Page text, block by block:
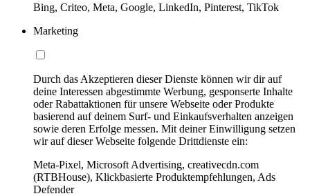
Bing, Criteo, Meta, Google, LinkedIn, Pinterest, TikTok
Marketing
Durch das Akzeptieren dieser Dienste können wir dir auf
deine Interessen abgestimmte Werbung, gesponserte Inhalte
oder Rabattaktionen für unsere Webseite oder Produkte
basierend auf deinem Surf- und Einkaufsverhalten anzeigen
sowie deren Erfolge messen. Mit deiner Einwilligung setzen
wir auf dieser Webseite folgende Drittdienste ein:
Meta-Pixel, Microsoft Advertising, creativecdn.com
(RTBHouse), Klickbasierte Produktempfehlungen, Ads
Defender